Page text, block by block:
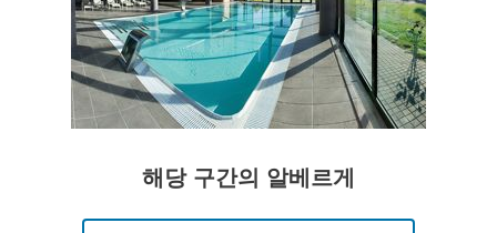
해당 구간의 알베르게